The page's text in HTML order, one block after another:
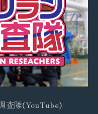
査隊(YouTube)